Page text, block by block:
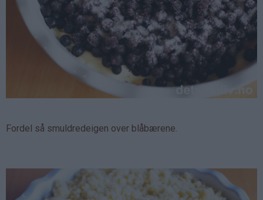
Fordel så smuldredeigen over blåbærene.